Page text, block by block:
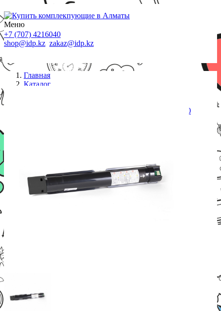
Меню
+7 (707) 4216040
shop@idp.kz zakaz@idp.kz
Главная
Каталог
принтеров Xerox WC 7120/7125/7220/7225, 22000